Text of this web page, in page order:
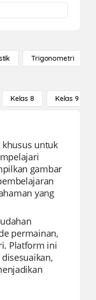
Trigonometri
Kelas 8 Kelas 9
untuk
gambar
yang
permainan,
Platform ini